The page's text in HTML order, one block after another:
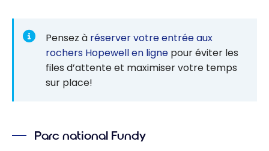
Pensez à réserver votre entrée aux
rochers Hopewell en ligne pour éviter les
files d’attente et maximiser votre temps
sur place!
Parc national Fundy